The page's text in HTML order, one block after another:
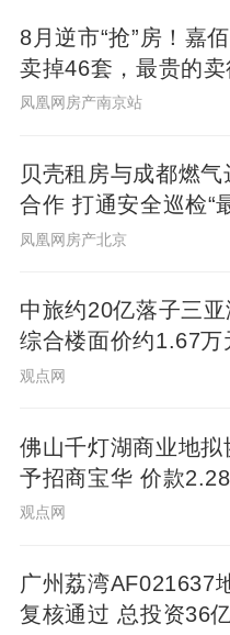
8月逆市“抢”房！嘉
卖掉46套，最贵的卖
凤凰网房产南京站
贝壳租房与成都燃气
合作 打通安全巡检“
凤凰网房产北京
中旅约20亿落子三
综合楼面价约1.67万
观点网
佛山千灯湖商业地拟
予招商宝华 价款
观点网
广州荔湾AF021637
复核通过 总投资36